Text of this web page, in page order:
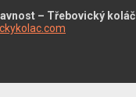
– Třebovický koláč